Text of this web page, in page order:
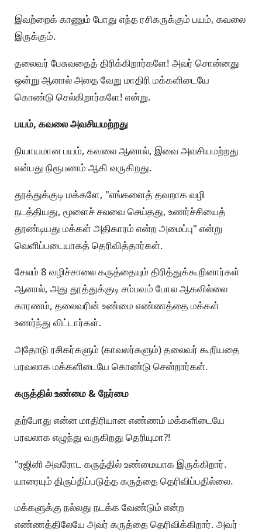
இவற்றைக் காணும் போது எந்த ரசிகருக்கும் பயம், கவலை
இருக்கும்.
தலைவர் பேசுவதைத் திரிக்கிறார்களே! அவர் சொன்னது
ஒன்று ஆனால் அதை வேறு மாதிரி மக்களிடையே
கொண்டு செல்கிறார்களே! என்று.
பயம், கவலை அவசியமற்றது
நியாயமான பயம், கவலை ஆனால், இவை அவசியமற்றது
என்பது நிரூபணம் ஆகி வருகிறது.
தூத்துக்குடி மக்களே, "எங்களைத் தவறாக வழி
நடத்தியது, மூளைச் சலவை செய்தது, உணர்ச்சியைத்
தூண்டியது மக்கள் அதிகாரம் என்ற அமைப்பு" என்று
வெளிப்படையாகத் தெரிவித்தார்கள்.
சேலம் 8 வழிச்சாலை கருத்தையும் திரித்துக்கூறினார்கள்
ஆனால், அது தூத்துக்குடி சம்பவம் போல ஆகவில்லை
காரணம், தலைவரின் உண்மை எண்ணத்தை மக்கள்
உணர்ந்து விட்டார்கள்.
அதோடு ரசிகர்களும் (காவலர்களும்) தலைவர் கூறியதை
பரவலாக மக்களிடையே கொண்டு சென்றார்கள்.
கருத்தில் உண்மை & நேர்மை
தற்போது என்ன மாதிரியான எண்ணம் மக்களிடையே
பரவலாக எழுந்து வருகிறது தெரியுமா?!
"ரஜினி அவரோட கருத்தில் உண்மையாக இருக்கிறார்.
யாரையும் திருப்திப்படுத்த கருத்தை தெரிவிப்பதில்லை.
மக்களுக்கு நல்லது நடக்க வேண்டும் என்ற
எண்ணத்திலேயே அவர் கருத்தை தெரிவிக்கிறார். அவர்